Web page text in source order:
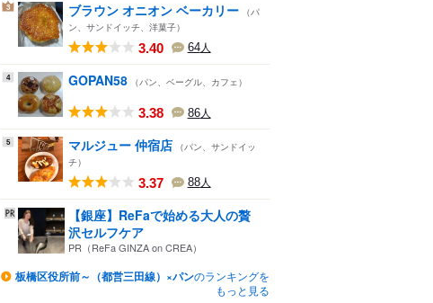
3 ブラウン オニオン ベーカリー （パ
ン、サンドイッチ、洋菓子）
3.40 64人
4 GOPAN58 （パン、ベーグル、カフェ）
3.38 86人
5 マルジュー 仲宿店 （パン、サンドイッ
チ）
3.37 88人
【銀座】ReFaで始める大人の贅
沢セルフケア
PR（ReFa GINZA on CREA）
板橋区役所前～（都営三田線）×パンのランキングを
もっと見る